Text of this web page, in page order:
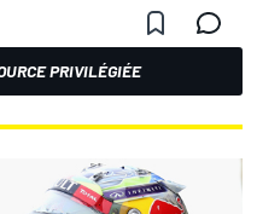
PRIVILÉGIÉE